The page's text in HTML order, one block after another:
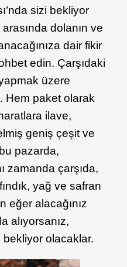
sizi bekliyor
dolanın ve
dair fikir
edin. Çarşıdaki
üzere
Hem paket olarak
ilave,
geniş çeşit ve
pazarda,
zamanda çarşıda,
yağ ve safran
eğer alacağınız
alıyorsanız,
bekliyor olacaklar.